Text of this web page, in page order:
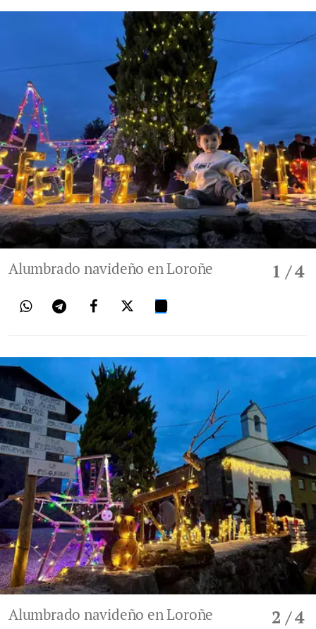
1 / 4
Alumbrado navideño en Loroñe
2 / 4
Alumbrado navideño en Loroñe